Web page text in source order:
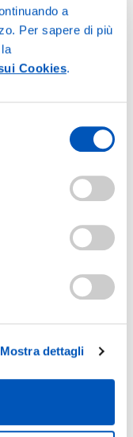
a
Per sapere di più
Cookies.
Mostra dettagli
utilizzarlo
per ripartire da
della pulizia?